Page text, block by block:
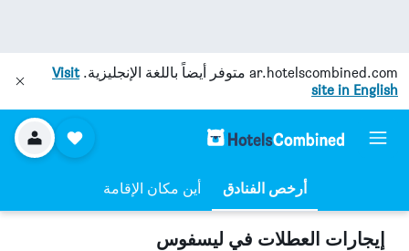
ar.hotelscombined.com متوفر أيضاً باللغة الإنجليزية.Visit
site in English
أرخص الفنادق أين مكان الإقامة
إيجارات العطلات في ليسفوس